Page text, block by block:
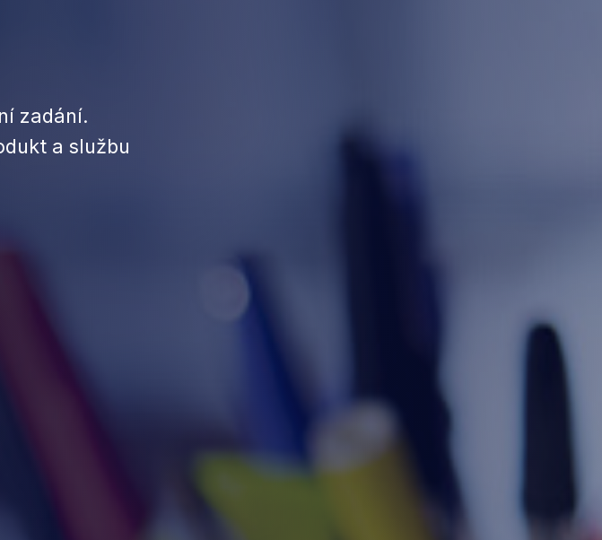
zadání.
a službu